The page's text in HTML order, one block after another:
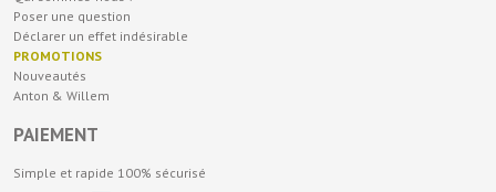
Poser une question
Déclarer un effet indésirable
PROMOTIONS
Nouveautés
Anton & Willem
PAIEMENT
Simple et rapide 100% sécurisé